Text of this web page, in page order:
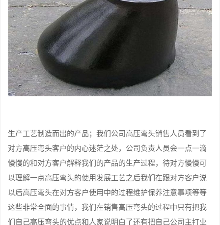
生产工艺制造而出的产品；我们公司高压弯头销售人员看到了
对方高压弯头客户的内心迷茫之处，公司负责人员会一点一滴
慢慢的和对方客户解释我们的产品的生产过程，待对方慢慢可
以理解一点高压弯头的使用发展工艺之后我们在跟对方客户说
以后高压弯头在对方客户使用中的过程维护保养注意事项等等
这些非常全面的事情，我们在销售高压弯头的过程中只有把我
们自己高压弯头的优点和人家说明白了还有把自己公司主打业